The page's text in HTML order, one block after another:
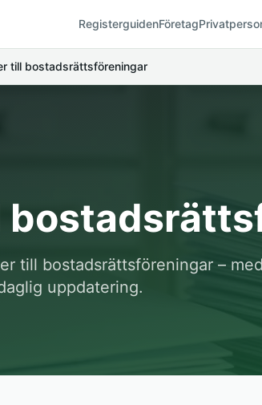
RegisterguidenFöretag
till bostadsrättsföreningar
till bostadsrättsföreningar – med
uppdatering.